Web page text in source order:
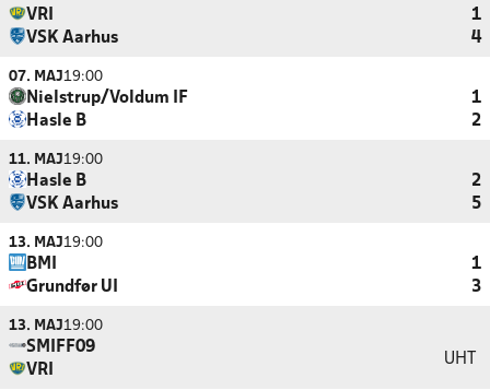
VRI
1
VSK Aarhus
4
07. MAJ19:00
Nielstrup/Voldum IF
1
Hasle B
2
11. MAJ19:00
Hasle B
2
VSK Aarhus
5
13. MAJ19:00
BMI
1
Grundfør UI
3
13. MAJ19:00
SMIFF09
VRI
UHT